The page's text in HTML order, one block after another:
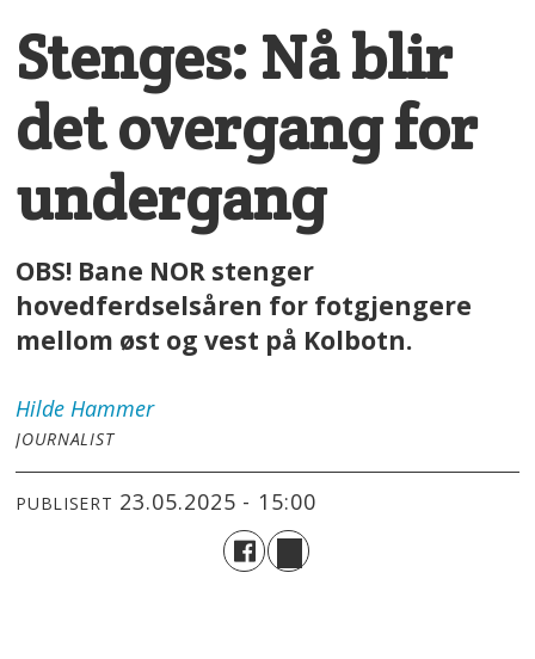
Stenges: Nå blir
det overgang for
undergang
OBS! Bane NOR stenger
hovedferdselsåren for fotgjengere
mellom øst og vest på Kolbotn.
Hilde Hammer
JOURNALIST
PUBLISERT 23.05.2025 - 15:00